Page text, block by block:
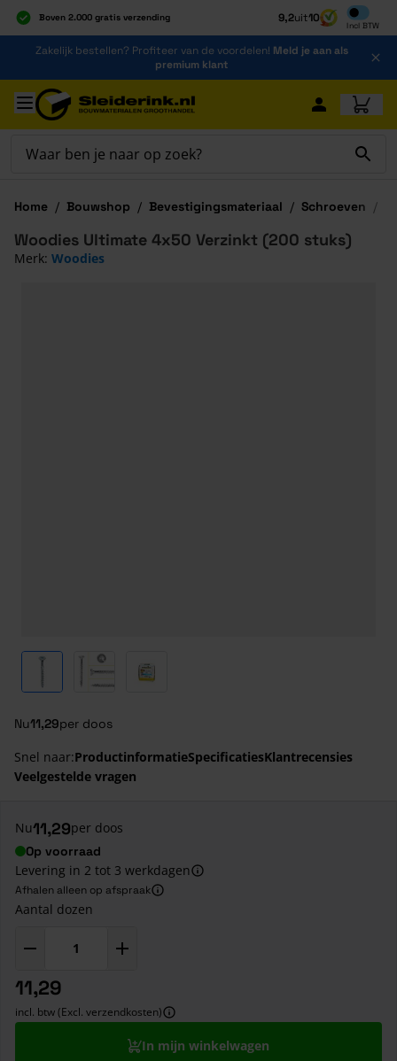
Boven 2.000 gratis verzending
Al 40 jaar dé specialist
Alles onder één dak
9,2uit10
Incl BTW
Inclusief
Ga naar de inhoud
Zakelijk bestellen? Profiteer van de voordelen! Meld je aan als
premium klant
Ga naar hoofdinhoud
Home / Bouwshop / Bevestigingsmateriaal / Schroeven /
View larger image
View larger imageView larger image
Nu11,29per doos
Woodies Ultimate 4x50 Verzinkt (200 stuks)
Merk: Woodies
Snel naar:ProductinformatieSpecificatiesKlantrecensies
Veelgestelde vragen
Nu11,29per doos
Op voorraad
Levering in 2 tot 3 werkdagen
Afhalen alleen op afspraak
Aantal dozen
11,29
incl. btw (Excl. verzendkosten)
In mijn winkelwagen